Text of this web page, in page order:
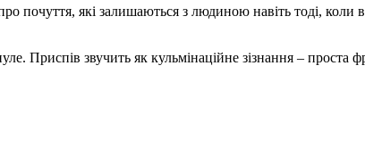
почуття, які залишаються з людиною навіть тоді, коли
Приспів звучить як кульмінаційне зізнання – проста